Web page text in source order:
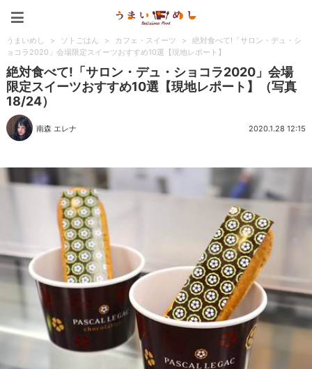
うまいめし > ソトごはん > カフェ・スイーツ >
絶対食べて!「サロン・デュ・シ
ョコラ2020」会場限定スイーツおすすめ10選【現地レポート】
絶対食べて!「サロン・デュ・ショコラ2020」会場
限定スイーツおすすめ10選【現地レポート】（写真
18/24）
南森 エレナ 2020.1.28 12:15